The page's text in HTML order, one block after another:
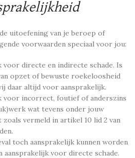
uitoefening van je beroep of
voorwaarden speciaal voor jou:
directe en indirecte schade. Is
opzet of bewuste roekeloosheid
daar altijd voor aansprakelijk.
voor incorrect, foutief of anderszins
wat tevens onder jouw
vermeld in artikel 10 lid 2 van
toch aansprakelijk kunnen worden
aansprakelijk voor directe schade.